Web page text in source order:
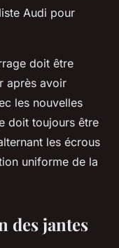
Audi pour
doit être
après avoir
les nouvelles
doit toujours être
les écrous
uniforme de la
des jantes